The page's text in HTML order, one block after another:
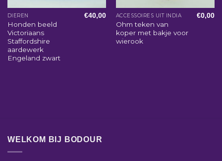
DIEREN
Honden beeld
Victoriaans
Staffordshire
aardewerk
Engeland zwart
€40,00 ACCESSOIRES UIT INDIA
Ohm teken van
koper met bakje voor
wierook
€0,00
WELKOM BIJ BODOUR